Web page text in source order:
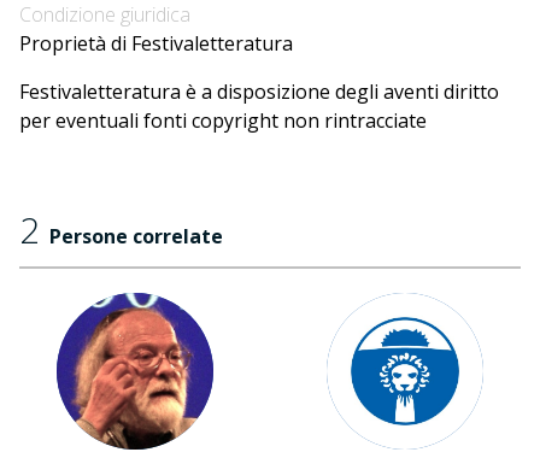
Condizione giuridica
Proprietà di Festivaletteratura
Festivaletteratura è a disposizione degli aventi diritto
per eventuali fonti copyright non rintracciate
2 Persone correlate